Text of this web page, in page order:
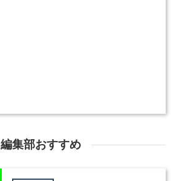
編集部おすすめ